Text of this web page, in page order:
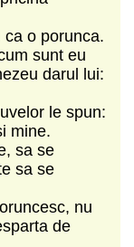
o porunca.
sunt eu
darul lui:
le spun:
mine.
sa se
sa se
nu
de